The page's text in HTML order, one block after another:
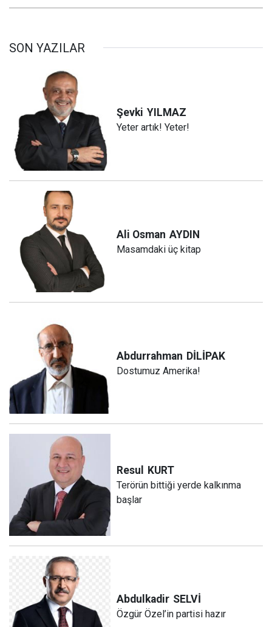
SON YAZILAR
Şevki YILMAZ
Yeter artık! Yeter!
Ali Osman AYDIN
Masamdaki üç kitap
Abdurrahman DİLİPAK
Dostumuz Amerika!
Resul KURT
Terörün bittiği yerde kalkınma
başlar
Abdulkadir SELVİ
Özgür Özel’in partisi hazır